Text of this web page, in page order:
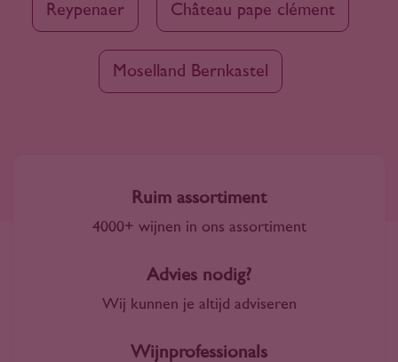
Reypenaer Château pape clément
Moselland Bernkastel
Ruim assortiment
4000+ wijnen in ons assortiment
Advies nodig?
Wij kunnen je altijd adviseren
Wijnprofessionals